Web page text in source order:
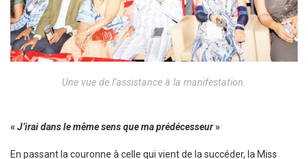
Une vue de l’assistance à la manifestation.
«J’irai dans le même sens que ma prédécesseur»
En passant la couronne à celle qui vient de la succéder, la Miss